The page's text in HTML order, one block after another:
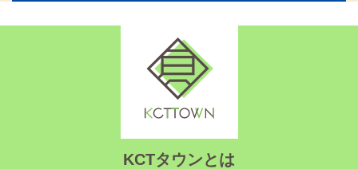
KCTタウンとは